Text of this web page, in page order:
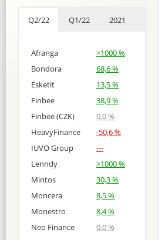
Q2/22 Q1/22 2021
Afranga
>1000 %
Bondora
68,6 %
Esketit
13,5 %
Finbee
38,9 %
Finbee (CZK)
0,0 %
HeavyFinance
-50,6 %
IUVO Group
---
Lenndy
>1000 %
Mintos
30,3 %
Moncera
8,5 %
Monestro
8,4 %
Neo Finance
0,0 %